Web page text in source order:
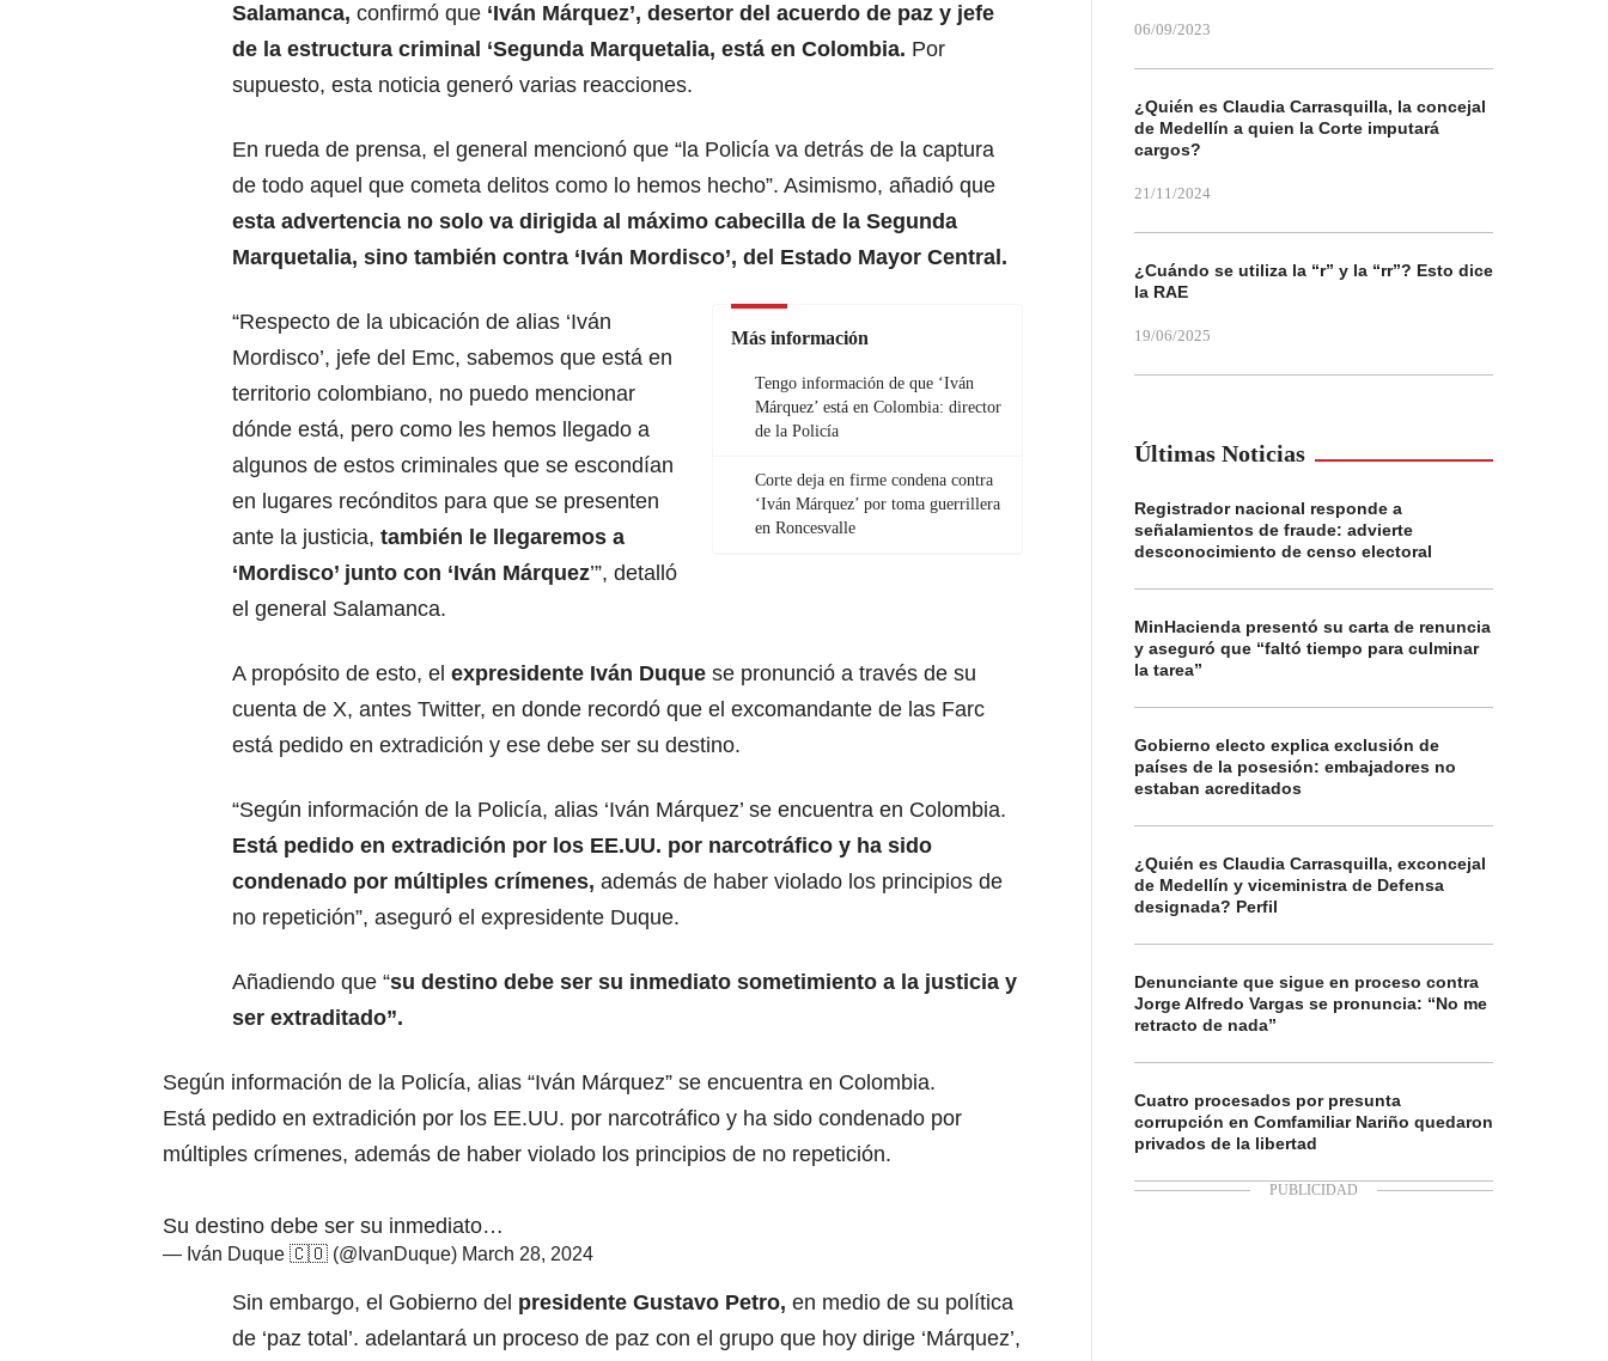
Salamanca, confirmó que ‘Iván Márquez’, desertor del acuerdo de paz y jefe
de la estructura criminal ‘Segunda Marquetalia, está en Colombia. Por
supuesto, esta noticia generó varias reacciones.
En rueda de prensa, el general mencionó que “la Policía va detrás de la captura
de todo aquel que cometa delitos como lo hemos hecho”. Asimismo, añadió que
esta advertencia no solo va dirigida al máximo cabecilla de la Segunda
Marquetalia, sino también contra ‘Iván Mordisco’, del Estado Mayor Central.
Más información
Tengo información de que ‘Iván
Márquez’ está en Colombia: director
de la Policía
Corte deja en firme condena contra
‘Iván Márquez’ por toma guerrillera
en Roncesvalle
“Respecto de la ubicación de alias ‘Iván
Mordisco’, jefe del Emc, sabemos que está en
territorio colombiano, no puedo mencionar
dónde está, pero como les hemos llegado a
algunos de estos criminales que se escondían
en lugares recónditos para que se presenten
ante la justicia, también le llegaremos a
‘Mordisco’ junto con ‘Iván Márquez’”, detalló
el general Salamanca.
A propósito de esto, el expresidente Iván Duque se pronunció a través de su
cuenta de X, antes Twitter, en donde recordó que el excomandante de las Farc
está pedido en extradición y ese debe ser su destino.
“Según información de la Policía, alias ‘Iván Márquez’ se encuentra en Colombia.
Está pedido en extradición por los EE.UU. por narcotráfico y ha sido
condenado por múltiples crímenes, además de haber violado los principios de
no repetición”, aseguró el expresidente Duque.
Añadiendo que “su destino debe ser su inmediato sometimiento a la justicia y
ser extraditado”.
Según información de la Policía, alias “Iván Márquez” se encuentra en Colombia.
Está pedido en extradición por los EE.UU. por narcotráfico y ha sido condenado por
múltiples crímenes, además de haber violado los principios de no repetición.
Su destino debe ser su inmediato…
— Iván Duque 🇨🇴 (@IvanDuque) March 28, 2024
Sin embargo, el Gobierno del presidente Gustavo Petro, en medio de su política
de ‘paz total’. adelantará un proceso de paz con el grupo que hoy dirige ‘Márquez’,
06/09/2023
¿Quién es Claudia Carrasquilla, la concejal
de Medellín a quien la Corte imputará
cargos?
21/11/2024
¿Cuándo se utiliza la “r” y la “rr”? Esto dice
la RAE
19/06/2025
Últimas Noticias
Registrador nacional responde a
señalamientos de fraude: advierte
desconocimiento de censo electoral
MinHacienda presentó su carta de renuncia
y aseguró que “faltó tiempo para culminar
la tarea”
Gobierno electo explica exclusión de
países de la posesión: embajadores no
estaban acreditados
¿Quién es Claudia Carrasquilla, exconcejal
de Medellín y viceministra de Defensa
designada? Perfil
Denunciante que sigue en proceso contra
Jorge Alfredo Vargas se pronuncia: “No me
retracto de nada”
Cuatro procesados por presunta
corrupción en Comfamiliar Nariño quedaron
privados de la libertad